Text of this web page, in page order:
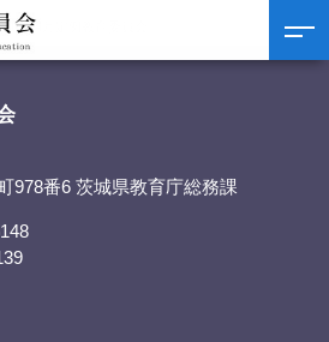
6年4月定例教育委員会
978番6 茨城県教育庁総務課